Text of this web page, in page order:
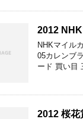
2012
NHKマイル
05カレンブ
ード 買い目
2012 桜花